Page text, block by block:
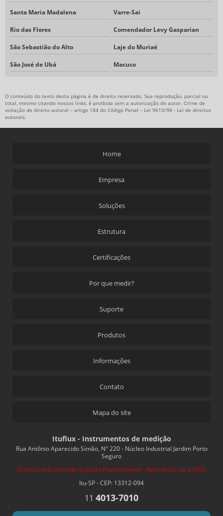
Santa Maria Madalena Varre-Sai
Rio das Flores Comendador Levy Gasparian
São Sebastião do Alto Laje do Muriaé
São José de Ubá Macuco
O conteúdo do texto desta página é de direito reservado. Sua reprodução, parcial ou
total, mesmo citando nossos links, é proibida sem a autorização do autor. Crime de
violação de direito autoral – artigo 184 do Código Penal – Lei 9610/98 - Lei de direitos
autorais.
Home
Empresa
Soluções
Estrutura
Certificações
Por que medir?
Suporte
Produtos
Informações
Contato
Mapa do site
Ituflux - Instrumentos de medição
Rua Antônio Aparecido Simão, N° 220 - Núcleo Industrial Jardim Porto
Seguro
(Acesso pela Avenida Augusto Francischinelli - Referência para GPS)
Itu-SP - CEP: 13312-094
11 4013-7010